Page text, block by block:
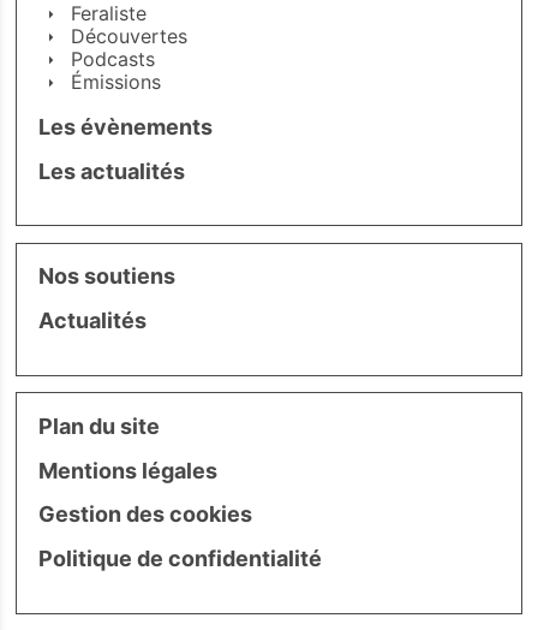
Feraliste
Découvertes
Podcasts
Émissions
Les évènements
Les actualités
Nos soutiens
Actualités
Plan du site
Mentions légales
Gestion des cookies
Politique de confidentialité